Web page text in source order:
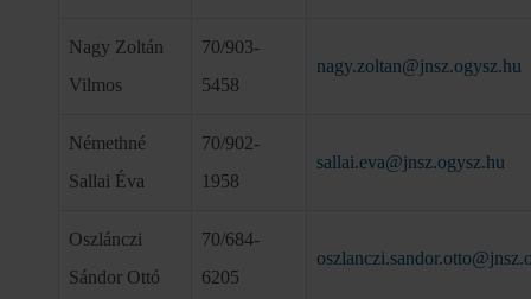
Nagy Zoltán
Vilmos
70/903-
5458
nagy.zoltan@jnsz.ogysz.hu
Némethné
Sallai Éva
70/902-
1958
sallai.eva@jnsz.ogysz.hu
Oszlánczi
Sándor Ottó
70/684-
6205